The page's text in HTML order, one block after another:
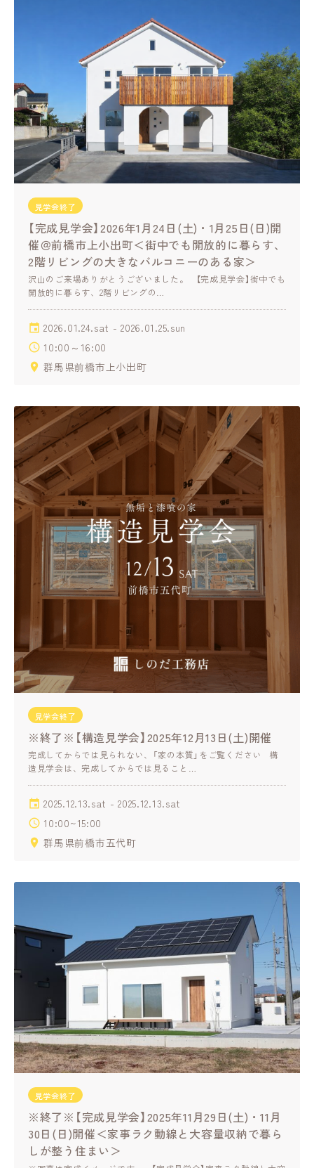
見学会終了
【完成見学会】2026年1月24日(土)・1月25日(日)開
催＠前橋市上小出町＜街中でも開放的に暮らす、
2階リビングの大きなバルコニーのある家＞
沢山のご来場ありがとうございました。 【完成見学会】街中でも
開放的に暮らす、2階リビングの…
2026.01.24.sat - 2026.01.25.sun
10:00～16:00
群馬県前橋市上小出町
見学会終了
※終了※【構造見学会】2025年12月13日(土)開催
完成してからでは見られない、「家の本質」をご覧ください 構
造見学会は、完成してからでは見ること…
2025.12.13.sat - 2025.12.13.sat
10:00~15:00
群馬県前橋市五代町
見学会終了
※終了※【完成見学会】2025年11月29日(土)・11月
30日(日)開催＜家事ラク動線と大容量収納で暮ら
しが整う住まい＞